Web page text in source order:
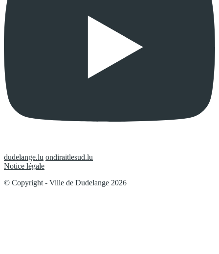
dudelange.lu ondiraitlesud.lu
Notice légale
© Copyright - Ville de Dudelange 2026